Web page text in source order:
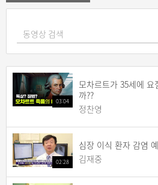
03:04
모차르트가 35세에
까??
정찬영
02:28
심장 이식 환자 감염
김재중